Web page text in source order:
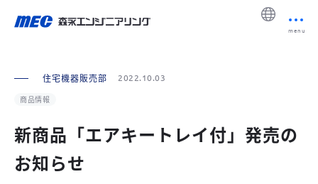
住宅機器販売部 2022.10.03
商品情報
新商品「エアキートレイ付」発売の
お知らせ
menu